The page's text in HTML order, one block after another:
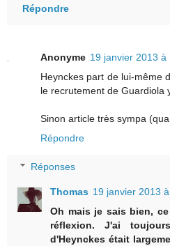
Répondre
Anonyme 19 janvier 2013 à
Heynckes part de lui-même
le recrutement de Guardiola
Sinon article très sympa
Répondre
Réponses
Thomas 19 janvier 2013
Oh mais je sais bien,
réflexion. J'ai
d'Heynckes était